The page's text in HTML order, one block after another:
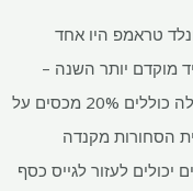
טראמפ היו אחד
מוקדם יותר השנה –
ומאז הוא ציין שהם ייכנסו לתוקף השבוע. אלה כוללים 20% מכסים על
על מרבית הסחורות מקנדה
לעזור לגייס כסף